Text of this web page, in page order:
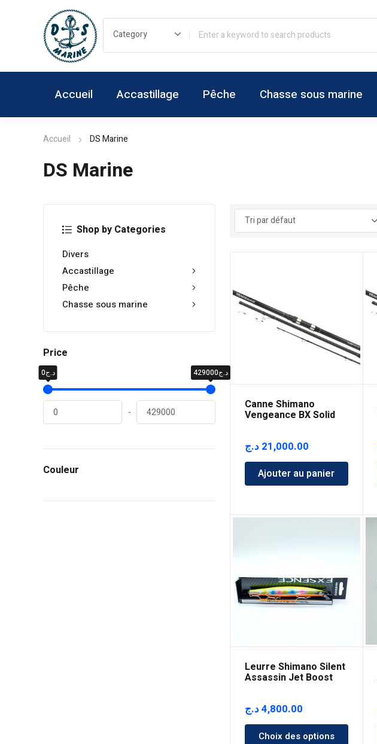
Accueil Accastillage Pêche Chasse sous marine
Accueil DS Marine
DS Marine
Shop by Categories
Divers
Accastillage
Pêche
Chasse sous marine
Price
د.ج0 د.ج429000
-
Couleur
Canne Shimano
Vengeance BX Solid
21,000.00 د.ج
Ajouter au panier
Leurre Shimano Silent
Assassin Jet Boost
4,800.00د.ج
Choix des options